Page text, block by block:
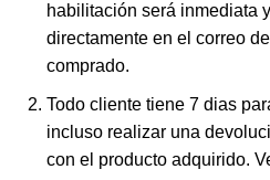
habilitación será inmediata
directamente en el correo
comprado.
Todo cliente tiene 7 dias
incluso realizar una
con el producto adquirido.